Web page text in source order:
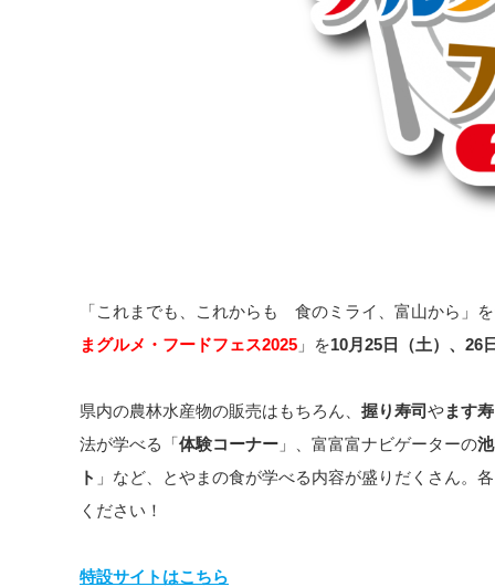
「これまでも、これからも 食のミライ、富山から」
まグルメ・フードフェス2025 」を10月25日（土）、26
県内の農林水産物の販売はもちろん、 握り寿司やます
法が学べる「体験コーナー 」、富富富ナビゲーターの
ト 」など、とやまの食が学べる内容が盛りだくさん。
ください！
特設サイトはこちら